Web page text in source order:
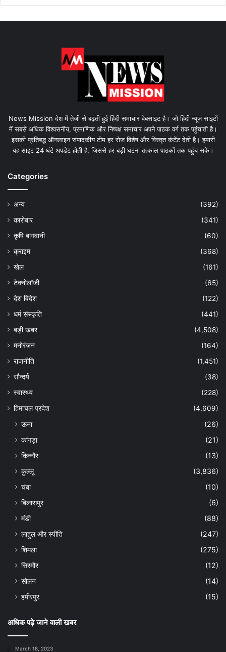
News Mission देश में तेजी से बढ़ती हुई हिंदी समाचार वेबसाइट है। जो हिंदी न्यूज साइटों
में सबसे अधिक विश्वसनीय, प्रमाणिक और निष्पक्ष समाचार अपने पाठक वर्ग तक पहुंचाती है।
इसकी प्रतिबद्ध ऑनलाइन संपादकीय टीम हर रोज विशेष और विस्तृत कंटेंट देती है। हमारी
यह साइट 24 घंटे अपडेट होती है, जिससे हर बड़ी घटना तत्काल पाठकों तक पहुंच सके।
Categories
अन्य
(392)
कारोबार
(341)
कृषि बागवानी
(60)
क्राइम
(368)
खेल
(161)
टेक्नोलॉजी
(65)
देश विदेश
(122)
धर्म संस्कृति
(441)
बड़ी खबर
(4,508)
मनोरंजन
(164)
राजनीति
(1,451)
सौन्दर्य
(38)
स्वास्थ्य
(228)
हिमाचल प्रदेश
(4,609)
ऊना
(26)
कांगड़ा
(21)
किन्नौर
(13)
कुल्लू
(3,836)
चंबा
(10)
बिलासपुर
(6)
मंडी
(88)
लाहुल और स्पीति
(247)
शिमला
(275)
सिरमौर
(12)
सोलन
(14)
हमीरपुर
(15)
अधिक पढ़े जाने वाली खबर
March 18, 2023